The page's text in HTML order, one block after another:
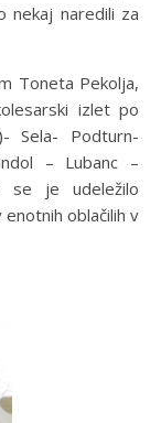
nekaj naredili za
Toneta Pekolja,
izlet po
Sela- Podturn-
– Lubanc –
se je udeležilo
oblačilih v